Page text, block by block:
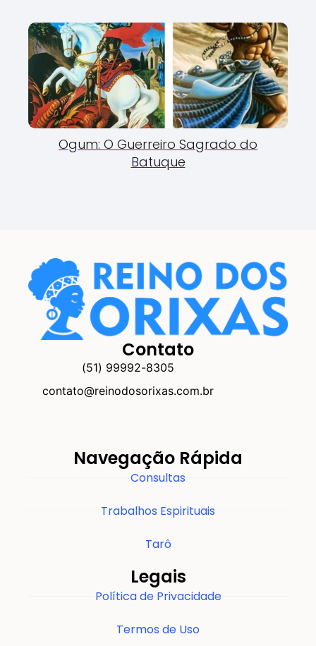
Ogum: O Guerreiro Sagrado do
Batuque
Contato
(51) 99992-8305
contato@reinodosorixas.com.br
Navegação Rápida
Consultas
Trabalhos Espirituais
Tarô
Legais
Política de Privacidade
Termos de Uso